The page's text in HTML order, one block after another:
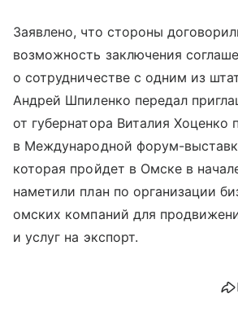
Заявлено, что стороны
возможность заключения
о сотрудничестве с одним из
Андрей Шпиленко передал
от губернатора Виталия Хоценко
в Международной форум-
которая пройдет в Омске в
наметили план по организации
омских компаний для
и услуг на экспорт.